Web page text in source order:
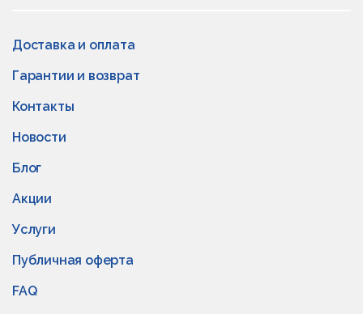
Доставка и оплата
Гарантии и возврат
Контакты
Новости
Блог
Акции
Услуги
Публичная оферта
FAQ